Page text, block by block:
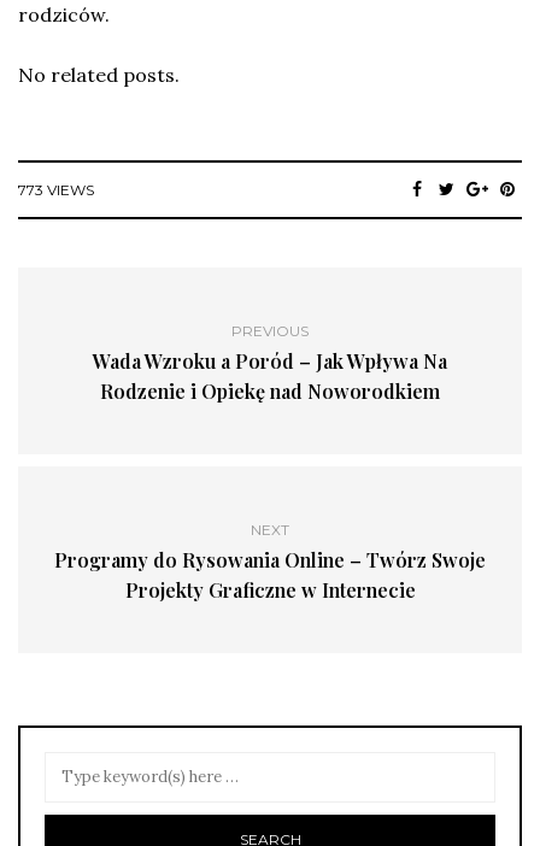
rodziców.
No related posts.
773 VIEWS
PREVIOUS
Wada Wzroku a Poród – Jak Wpływa Na
Rodzenie i Opiekę nad Noworodkiem
NEXT
Programy do Rysowania Online – Twórz Swoje
Projekty Graficzne w Internecie